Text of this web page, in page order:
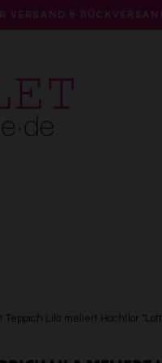
VERSAND &
Teppich Lila meliert Hochflor "Loft"